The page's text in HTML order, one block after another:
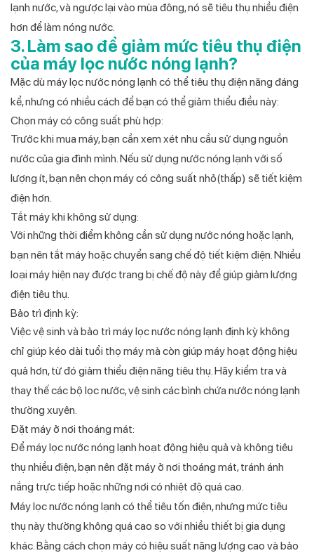
lạnh nước, và ngược lại vào mùa đông, nó sẽ tiêu thụ nhiều điện
hơn để làm nóng nước.
3. Làm sao để giảm mức tiêu thụ điện
của máy lọc nước nóng lạnh?
Mặc dù máy lọc nước nóng lạnh có thể tiêu thụ điện năng đáng
kể, nhưng có nhiều cách để bạn có thể giảm thiểu điều này:
Chọn máy có công suất phù hợp:
Trước khi mua máy, bạn cần xem xét nhu cầu sử dụng nguồn
nước của gia đình mình. Nếu sử dụng nước nóng lạnh với số
lượng ít, bạn nên chọn máy có công suất nhỏ(thấp) sẽ tiết kiệm
điện hơn.
Tắt máy khi không sử dụng:
Với những thời điểm không cần sử dụng nước nóng hoặc lạnh,
bạn nên tắt máy hoặc chuyển sang chế độ tiết kiệm điện. Nhiều
loại máy hiện nay được trang bị chế độ này để giúp giảm lượng
điện tiêu thụ.
Bảo trì định kỳ:
Việc vệ sinh và bảo trì máy lọc nước nóng lạnh định kỳ không
chỉ giúp kéo dài tuổi thọ máy mà còn giúp máy hoạt động hiệu
quả hơn, từ đó giảm thiểu điện năng tiêu thụ. Hãy kiểm tra và
thay thế các bộ lọc nước, vệ sinh các bình chứa nước nóng lạnh
thường xuyên.
Đặt máy ở nơi thoáng mát:
Để máy lọc nước nóng lạnh hoạt động hiệu quả và không tiêu
thụ nhiều điện, bạn nên đặt máy ở nơi thoáng mát, tránh ánh
nắng trực tiếp hoặc những nơi có nhiệt độ quá cao.
Máy lọc nước nóng lạnh có thể tiêu tốn điện, nhưng mức tiêu
thụ này thường không quá cao so với nhiều thiết bị gia dụng
khác. Bằng cách chọn máy có hiệu suất năng lượng cao và bảo